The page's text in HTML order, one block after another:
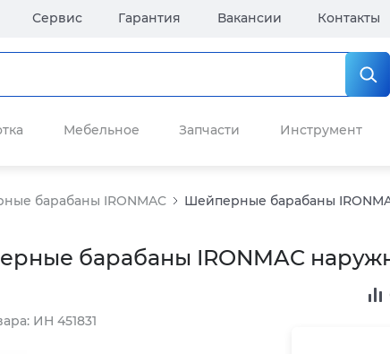
Сервис Гарантия Вакансии Контакты
Мебельное Запчасти Инструмент
барабаны IRONMAC Шейперные барабаны
барабаны IRONMAC
ИН 451831